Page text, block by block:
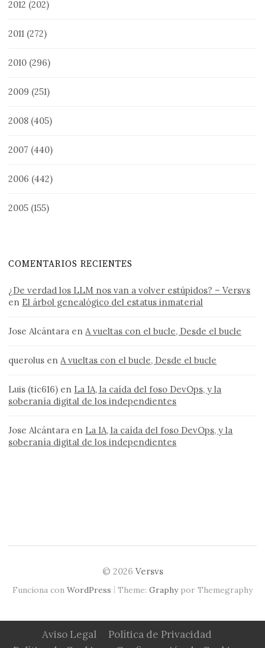
2012 (202)
2011 (272)
2010 (296)
2009 (251)
2008 (405)
2007 (440)
2006 (442)
2005 (155)
COMENTARIOS RECIENTES
¿De verdad los LLM nos van a volver estúpidos? – Versvs
en El árbol genealógico del estatus inmaterial
Jose Alcántara enA vueltas con el bucle, Desde el bucle
querolus enA vueltas con el bucle, Desde el bucle
Luis (tic616) en La IA, la caída del foso DevOps, y la
soberanía digital de los independientes
Jose Alcántara en La IA, la caída del foso DevOps, y la
soberanía digital de los independientes
© 2026 Versvs
Funciona con WordPress | Theme: Graphypor Themegraphy
Aviso Legal
Política de Privacidad